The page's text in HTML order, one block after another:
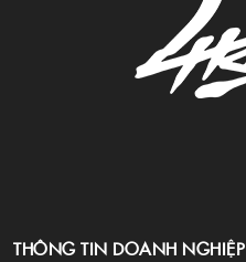
THÔNG TIN DOANH NGHIỆP